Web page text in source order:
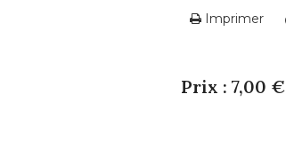
Imprimer
Prix : 7,00 €